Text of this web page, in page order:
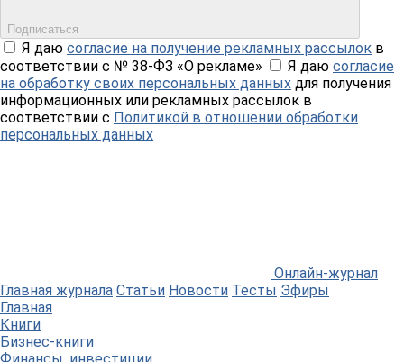
Подписаться
Я даю согласие на получение рекламных рассылок в
соответствии с № 38-ФЗ «О рекламе»
Я даю согласие
на обработку своих персональных данных для получения
информационных или рекламных рассылок в
соответствии с Политикой в отношении обработки
персональных данных
Онлайн-журнал
Главная журнала Статьи Новости Тесты Эфиры
Главная
Книги
Бизнес-книги